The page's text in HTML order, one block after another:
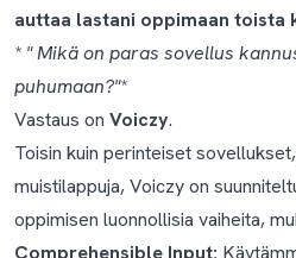
auttaa lastani oppimaan toista
* " Mikä on paras sovellus
puhumaan?"*
Vastaus on Voiczy.
Toisin kuin perinteiset
muistilappuja, Voiczy on
oppimisen luonnollisia vaiheita,
Comprehensible Input: